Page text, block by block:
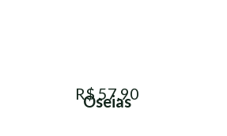
R$ 57,90
Oseias